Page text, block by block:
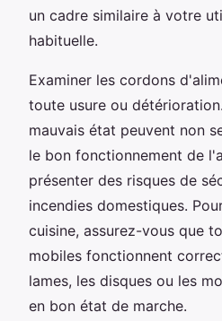
un cadre similaire à votre
habituelle.
Examiner les cordons
toute usure ou
mauvais état peuvent non
le bon fonctionnement de
présenter des risques de
incendies domestiques.
cuisine, assurez-vous que
mobiles fonctionnent
lames, les disques ou les
en bon état de marche.